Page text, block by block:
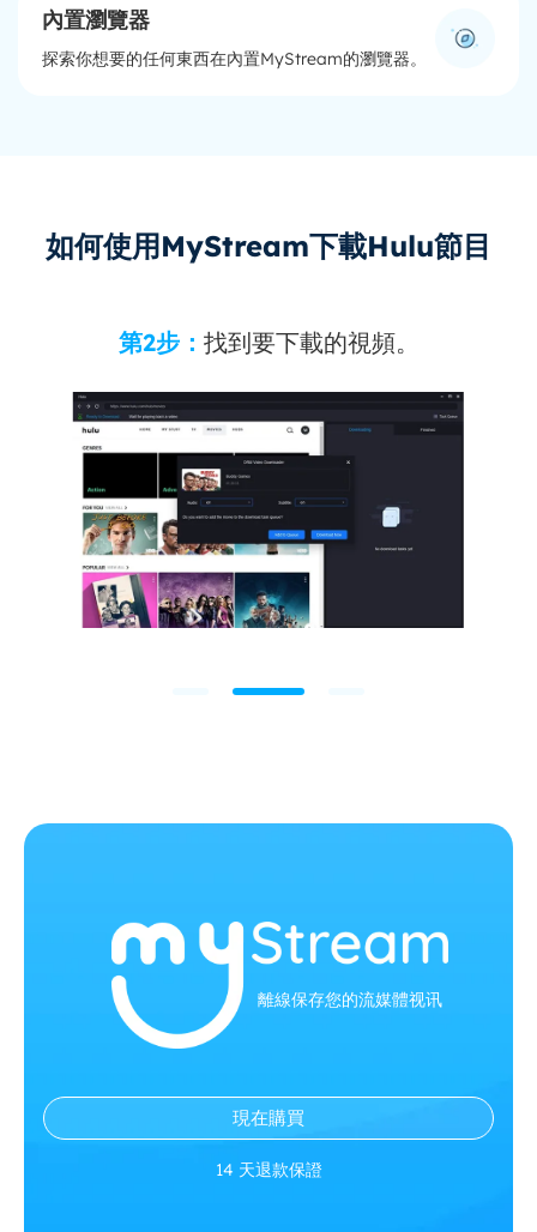
內置瀏覽器
探索你想要的任何東西在內置MyStream的瀏覽器。
如何使用MyStream下載Hulu節目
第2步： 找到要下載的視頻。
離線保存您的流媒體视讯
現在購買
14 天退款保證